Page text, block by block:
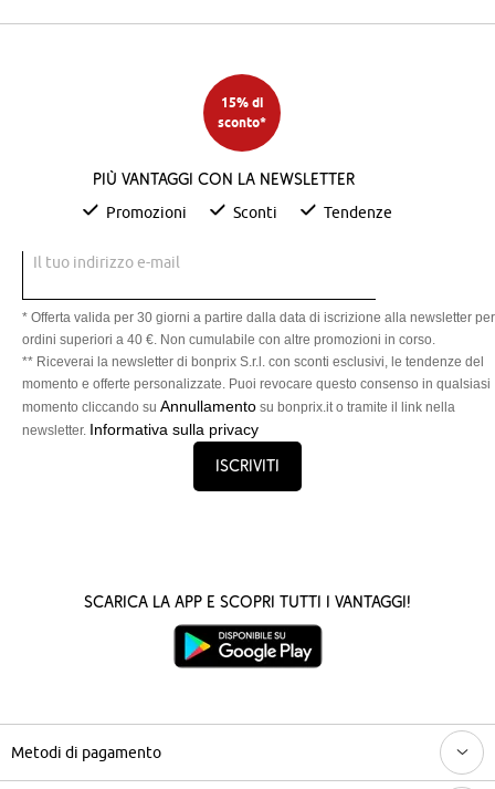
15% di
sconto*
Più vantaggi con la newsletter
Promozioni Sconti Tendenze
Il tuo indirizzo e-mail
* Offerta valida per 30 giorni a partire dalla data di iscrizione alla newsletter per
ordini superiori a 40 €. Non cumulabile con altre promozioni in corso.
** Riceverai la newsletter di bonprix S.r.l. con sconti esclusivi, le tendenze del
momento e offerte personalizzate. Puoi revocare questo consenso in qualsiasi
momento cliccando su Annullamento su bonprix.it o tramite il link nella
newsletter. Informativa sulla privacy
Iscriviti
Scarica la App e scopri tutti i vantaggi!
Metodi di pagamento